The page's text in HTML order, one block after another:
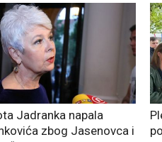
Jadranka napala
zbog Jasenovca i